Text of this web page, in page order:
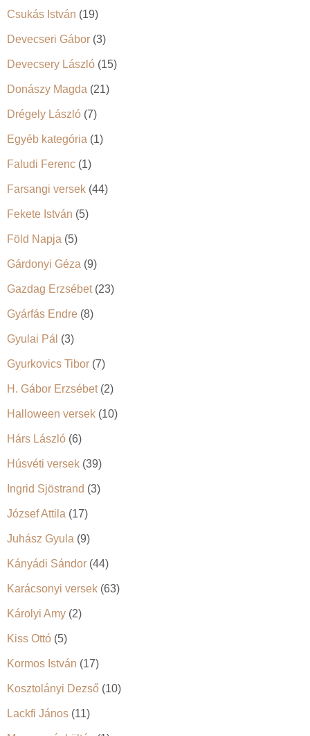
Csukás István (19)
Devecseri Gábor (3)
Devecsery László (15)
Donászy Magda (21)
Drégely László (7)
Egyéb kategória (1)
Faludi Ferenc (1)
Farsangi versek (44)
Fekete István (5)
Föld Napja (5)
Gárdonyi Géza (9)
Gazdag Erzsébet(23)
Gyárfás Endre (8)
Gyulai Pál (3)
Gyurkovics Tibor (7)
H. Gábor Erzsébet(2)
Halloween versek (10)
Hárs László (6)
Húsvéti versek (39)
Ingrid Sjöstrand (3)
József Attila (17)
Juhász Gyula (9)
Kányádi Sándor (44)
Karácsonyi versek (63)
Károlyi Amy (2)
Kiss Ottó (5)
Kormos István (17)
Kosztolányi Dezső (10)
Lackfi János (11)